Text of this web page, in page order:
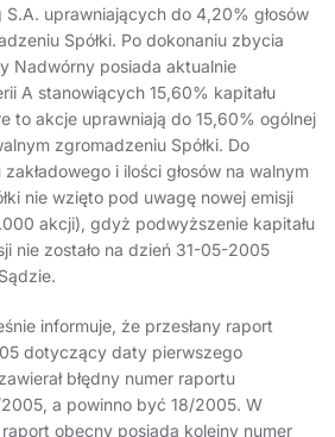
uprawniających do 4,20% głosów
Spółki. Po dokonaniu zbycia
Nadwórny posiada aktualnie
A stanowiących 15,60% kapitału
to akcje uprawniają do 15,60% ogólnej
zgromadzeniu Spółki. Do
i ilości głosów na walnym
nie wzięto pod uwagę nowej emisji
akcji), gdyż podwyższenie kapitału
nie zostało na dzień 31-05-2005
informuje, że przesłany raport
dotyczący daty pierwszego
błędny numer raportu
a powinno być 18/2005. W
obecny posiada kolejny numer